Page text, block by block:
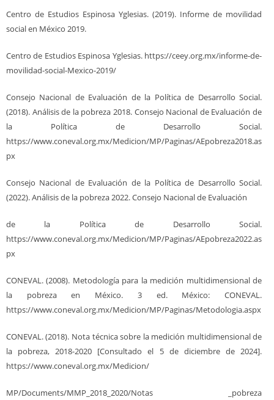
Centro de Estudios Espinosa Yglesias. (2019). Informe de movilidad
social en México 2019.
Centro de Estudios Espinosa Yglesias. https://ceey.org.mx/informe-de-
movilidad-social-Mexico-2019/
Consejo Nacional de Evaluación de la Política de Desarrollo Social.
(2018). Análisis de la pobreza 2018. Consejo Nacional de Evaluación de
la Política de Desarrollo Social.
https://www.coneval.org.mx/Medicion/MP/Paginas/AEpobreza2018.as
px
Consejo Nacional de Evaluación de la Política de Desarrollo Social.
(2022). Análisis de la pobreza 2022. Consejo Nacional de Evaluación
de la Política de Desarrollo Social.
https://www.coneval.org.mx/Medicion/MP/Paginas/AEpobreza2022.as
px
CONEVAL. (2008). Metodología para la medición multidimensional de
la pobreza en México. 3 ed. México: CONEVAL.
https://www.coneval.org.mx/Medicion/MP/Paginas/Metodologia.aspx
CONEVAL. (2018). Nota técnica sobre la medición multidimensional de
la pobreza, 2018-2020 [Consultado el 5 de diciembre de 2024].
https://www.coneval.org.mx/Medicion/
MP/Documents/MMP_2018_2020/Notas _pobreza